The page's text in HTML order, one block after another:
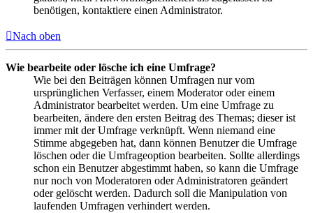
benötigen, kontaktiere einen Administrator.
Nach oben
Wie bearbeite oder lösche ich eine Umfrage?
Wie bei den Beiträgen können Umfragen nur vom
ursprünglichen Verfasser, einem Moderator oder einem
Administrator bearbeitet werden. Um eine Umfrage zu
bearbeiten, ändere den ersten Beitrag des Themas; dieser ist
immer mit der Umfrage verknüpft. Wenn niemand eine
Stimme abgegeben hat, dann können Benutzer die Umfrage
löschen oder die Umfrageoption bearbeiten. Sollte allerdings
schon ein Benutzer abgestimmt haben, so kann die Umfrage
nur noch von Moderatoren oder Administratoren geändert
oder gelöscht werden. Dadurch soll die Manipulation von
laufenden Umfragen verhindert werden.